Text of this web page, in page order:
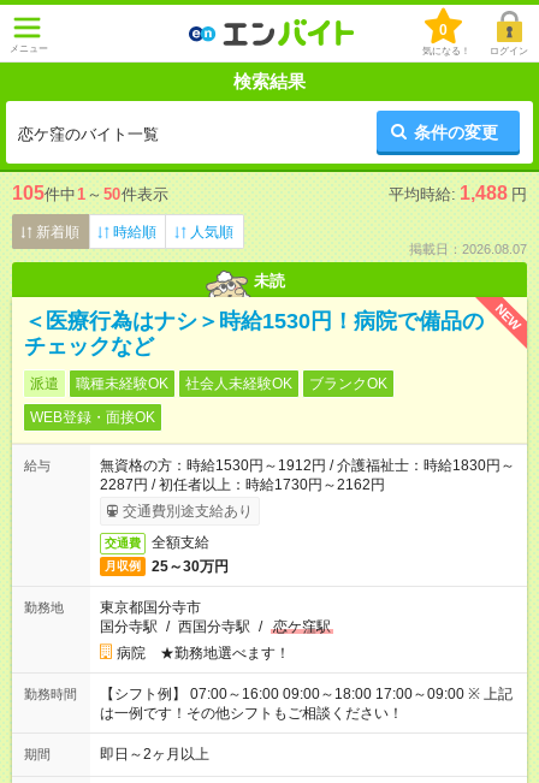
メニュー
0
気になる！ ログイン
検索結果
恋ケ窪のバイト一覧 条件の変更
105件中1 ～ 50件表示 平均時給: 1,488 円
新着順 時給順 人気順
掲載日：2026.08.07
未読
NEW
＜医療行為はナシ＞時給1530円！病院で備品の
チェックなど
派遣 職種未経験OK 社会人未経験OK
ブランクOK
WEB登録・面接OK
給与
無資格の方：時給1530円～1912円 / 介護福祉士：時給1830円～
2287円 / 初任者以上：時給1730円～2162円
交通費別途支給あり
交通費 全額支給
月収例 25～30万円
勤務地
東京都国分寺市
国分寺駅 / 西国分寺駅 / 恋ケ窪駅
病院 ★勤務地選べます！
勤務時間
【シフト例】 07:00～16:00 09:00～18:00 17:00～09:00 ※ 上記
は一例です！その他シフトもご相談ください！
期間 即日～2ヶ月以上